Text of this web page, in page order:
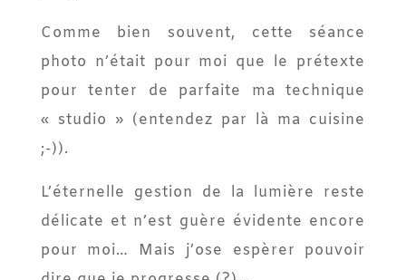
Comme bien souvent, cette séance
photo n’était pour moi que le prétexte
pour tenter de parfaite ma technique
« studio » (entendez par là ma cuisine
;-)).
L’éternelle gestion de la lumière reste
délicate et n’est guère évidente encore
pour moi… Mais j’ose espèrer pouvoir